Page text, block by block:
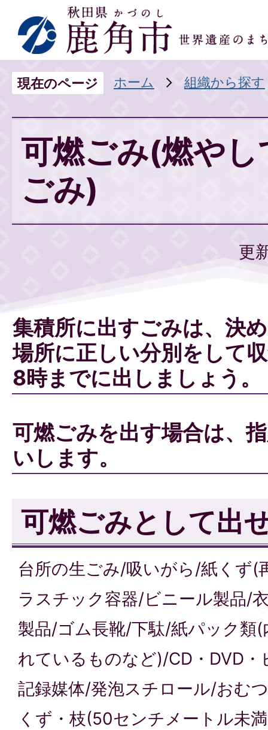
現在のページ ホーム 組織から探す
可燃ごみ(燃や
ごみ)
更
集積所に出すごみは、決
場所に正しい分別をして
8時までに出しましょう。
可燃ごみを出す場合は、
いします。
可燃ごみとして出
台所の生ごみ/吸いがら/紙くず(
ラスチック容器/ビニール製品/
製品/ゴム長靴/下駄/紙パック類
れているものなど)/CD・DVD
記録媒体/発泡スチロール/おむ
くず・枝(50センチメートル未